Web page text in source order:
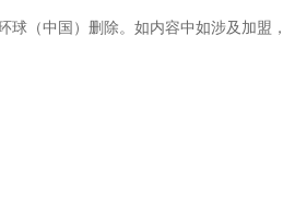
球（中国）删除。如内容中如涉及加盟